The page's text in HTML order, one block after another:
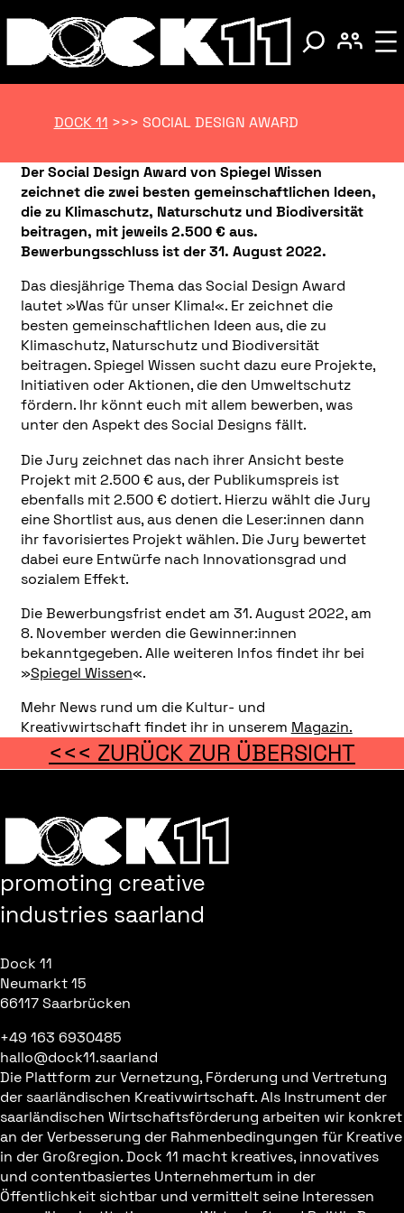
DOCK 11 >>> SOCIAL DESIGN AWARD
Der Social Design Award von Spiegel Wissen
zeichnet die zwei besten gemeinschaftlichen Ideen,
die zu Klimaschutz, Naturschutz und Biodiversität
beitragen, mit jeweils 2.500 € aus.
Bewerbungsschluss ist der 31. August 2022.
Das diesjährige Thema das Social Design Award
lautet »Was für unser Klima!«. Er zeichnet die
besten gemeinschaftlichen Ideen aus, die zu
Klimaschutz, Naturschutz und Biodiversität
beitragen. Spiegel Wissen sucht dazu eure Projekte,
Initiativen oder Aktionen, die den Umweltschutz
fördern. Ihr könnt euch mit allem bewerben, was
unter den Aspekt des Social Designs fällt.
Die Jury zeichnet das nach ihrer Ansicht beste
Projekt mit 2.500 € aus, der Publikumspreis ist
ebenfalls mit 2.500 € dotiert. Hierzu wählt die Jury
eine Shortlist aus, aus denen die Leser:innen dann
ihr favorisiertes Projekt wählen. Die Jury bewertet
dabei eure Entwürfe nach Innovationsgrad und
sozialem Effekt.
Die Bewerbungsfrist endet am 31. August 2022, am
8. November werden die Gewinner:innen
bekanntgegeben. Alle weiteren Infos findet ihr bei
»Spiegel Wissen«.
Mehr News rund um die Kultur- und
Kreativwirtschaft findet ihr in unserem Magazin.
<<< ZURÜCK ZUR ÜBERSICHT
promoting creative
industries saarland
Dock 11
Neumarkt 15
66117 Saarbrücken
+49 163 6930485
hallo@dock11.saarland
Die Plattform zur Vernetzung, Förderung und Vertretung
der saarländischen Kreativwirtschaft. Als Instrument der
saarländischen Wirtschaftsförderung arbeiten wir konkret
an der Verbesserung der Rahmenbedingungen für Kreative
in der Großregion. Dock 11 macht kreatives, innovatives
und contentbasiertes Unternehmertum in der
Öffentlichkeit sichtbar und vermittelt seine Interessen